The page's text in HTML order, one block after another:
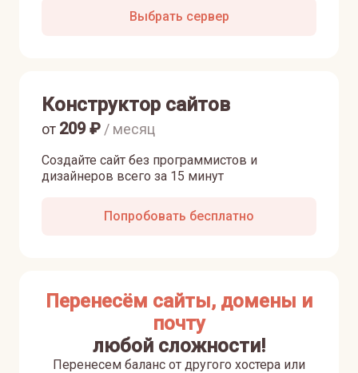
Выбрать сервер
Конструктор сайтов
Создайте сайт без программистов и
дизайнеров всего за 15 минут
от 209₽ / месяц
Попробовать бесплатно
Перенесём сайты, домены и
почту
любой сложности!
Перенесем баланс от другого хостера или